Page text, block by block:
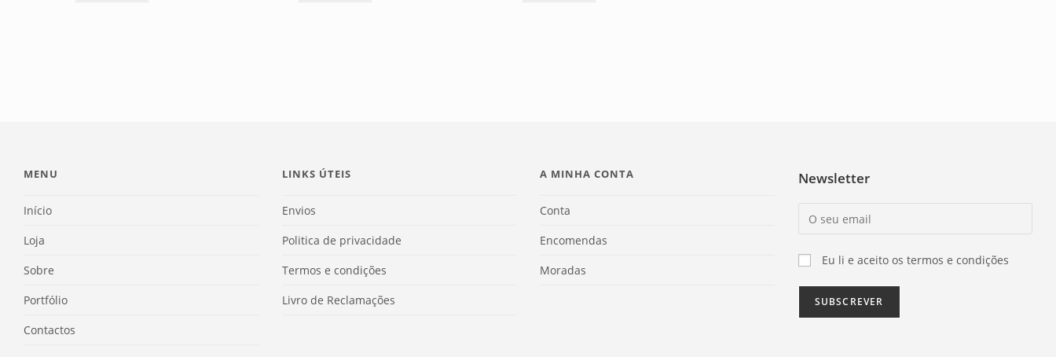
MENU
Início
Loja
Sobre
Portfólio
Contactos
LINKS ÚTEIS
Envios
Politica de privacidade
Termos e condições
Livro de Reclamações
A MINHA CONTA
Conta
Encomendas
Moradas
Newsletter
Eu li e aceito os termos e condições